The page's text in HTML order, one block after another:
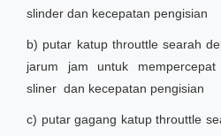
slinder dan kecepatan pengisian
b) putar katup throuttle searah
jarum jam untuk
sliner dan kecepatan pengisian
c) putar gagang katup throuttle